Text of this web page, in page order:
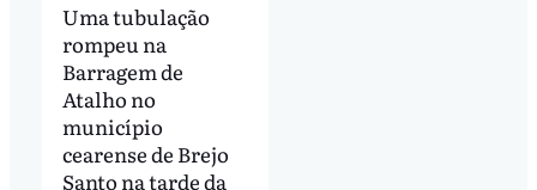
Uma tubulação
rompeu na
Barragem de
Atalho no
município
cearense de Brejo
Santo na tarde da